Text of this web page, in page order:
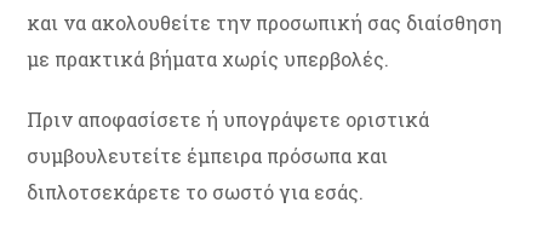
και να ακολουθείτε την προσωπική σας διαίσθηση
με πρακτικά βήματα χωρίς υπερβολές.
Πριν αποφασίσετε ή υπογράψετε οριστικά
συμβουλευτείτε έμπειρα πρόσωπα και
διπλοτσεκάρετε το σωστό για εσάς.